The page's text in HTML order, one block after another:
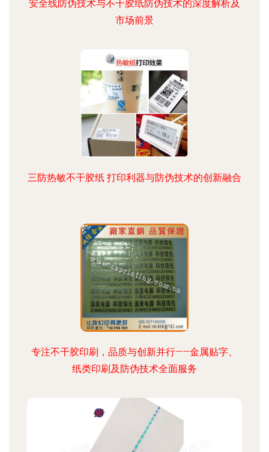
安全线防伪技术与不干胶纸防伪技术的深度解析及
市场前景
三防热敏不干胶纸 打印利器与防伪技术的创新融合
专注不干胶印刷，品质与创新并行——金属贴字、
纸类印刷及防伪技术全面服务